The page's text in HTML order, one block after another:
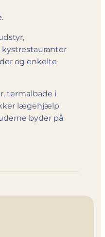
og enkelte
termalbade i
læge­hjælp
byder på